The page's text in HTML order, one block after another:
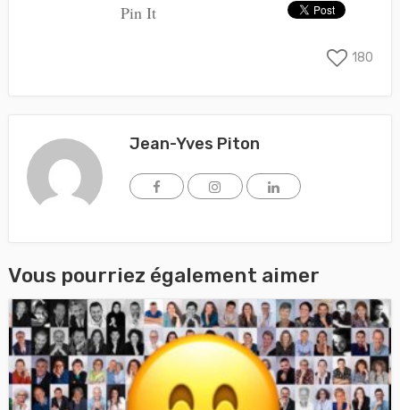
Pin It
180
Jean-Yves Piton
Vous pourriez également aimer